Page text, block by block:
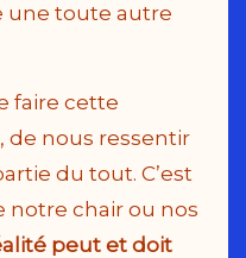
une toute autre
faire cette
de nous ressentir
du tout. C’est
notre chair ou nos
peut et doit